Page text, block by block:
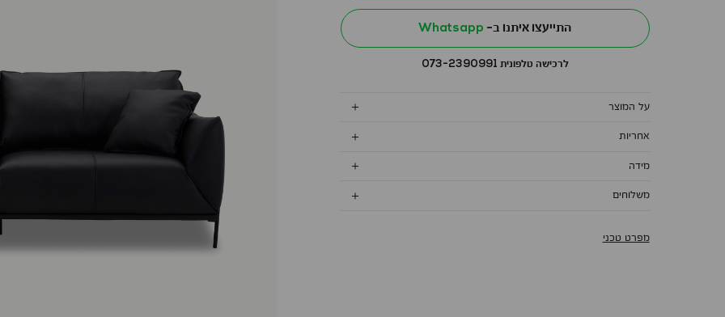
התייעצו איתנו ב- Whatsapp
לרכישה טלפונית 073-2390991
על המוצר
אחריות
מידה
משלוחים
מפרט טכני